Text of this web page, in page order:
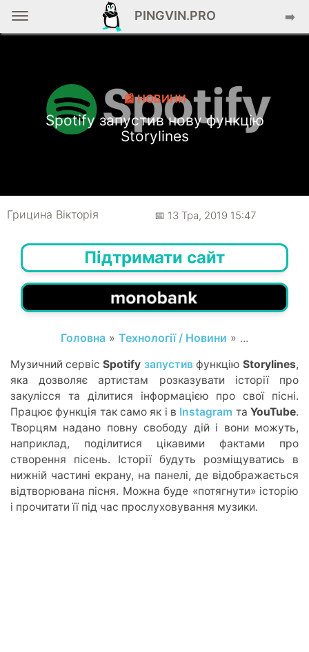
PINGVIN.PRO ➡️
📰 НОВИНИ
Spotify запустив нову функцію
Storylines
Грицина Вікторія 📅 13 Тра, 2019 15:47
Підтримати сайт
Головна » Технології / Новини » ...
Музичний сервісSpotify запустивфункціюStorylines,
яка дозволяє артистам розказувати історії про
закулісся та ділитися інформацією про свої пісні.
Працює функція так само як і в Instagram таYouTube.
Творцям надано повну свободу дій і вони можуть,
наприклад, поділитися цікавими фактами про
створення пісень. Історії будуть розміщуватись в
нижній частині екрану, на панелі, де відображається
відтворювана пісня. Можна буде «потягнути» історію
і прочитати її під час прослуховування музики.